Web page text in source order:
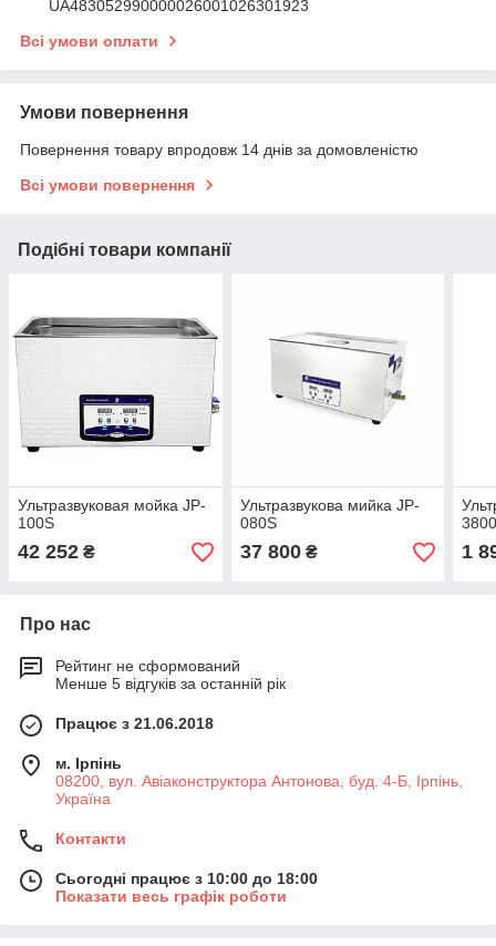
UA483052990000026001026301923
Всі умови оплати
Умови повернення
Повернення товару впродовж 14 днів за домовленістю
Всі умови повернення
Подібні товари компанії
Ультразвуковая мойка JP-
100S
42 252 ₴
Ультразвукова мийка JP-
080S
37 800₴ 1
Про нас
Рейтинг не сформований
Менше 5 відгуків за останній рік
Працює з 21.06.2018
м. Ірпінь
08200, вул. Авіаконструктора Антонова, буд. 4-Б, Ірпінь,
Україна
Контакти
Сьогодні працює з 10:00 до 18:00
Показати весь графік роботи